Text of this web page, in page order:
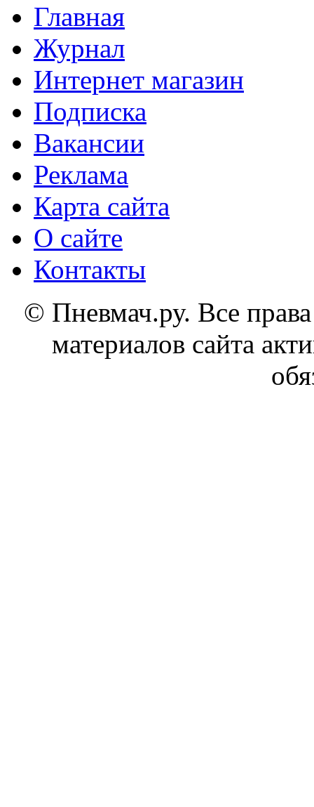
Главная
Журнал
Интернет магазин
Подписка
Вакансии
Реклама
Карта сайта
О сайте
Контакты
© Пневмач.ру. Все
материалов сайта